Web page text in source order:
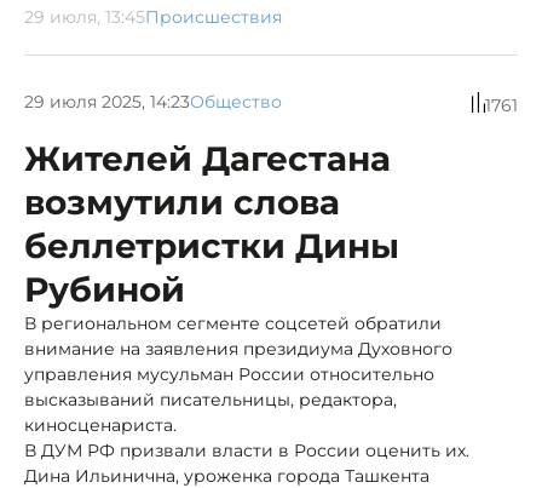
29 июля, 13:45Происшествия
29 июля 2025, 14:23Общество 1761
Жителей Дагестана
возмутили слова
беллетристки Дины
Рубиной
В региональном сегменте соцсетей обратили
внимание на заявления президиума Духовного
управления мусульман России относительно
высказываний писательницы, редактора,
киносценариста.
В ДУМ РФ призвали власти в России оценить их.
Дина Ильинична, уроженка города Ташкента